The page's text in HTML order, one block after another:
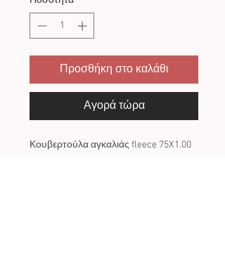
Προσθήκη στο καλάθι
Αγορά τώρα
Κουβερτούλα αγκαλιάς fleece 75X1.00